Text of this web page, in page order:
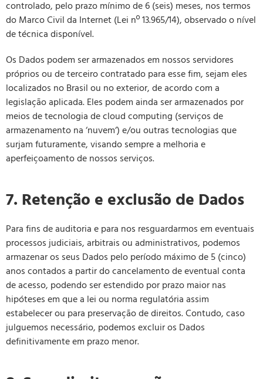
controlado, pelo prazo mínimo de 6 (seis) meses, nos termos
do Marco Civil da Internet (Lei nº 13.965/14), observado o nível
de técnica disponível.
Os Dados podem ser armazenados em nossos servidores
próprios ou de terceiro contratado para esse fim, sejam eles
localizados no Brasil ou no exterior, de acordo com a
legislação aplicada. Eles podem ainda ser armazenados por
meios de tecnologia de cloud computing (serviços de
armazenamento na ‘nuvem‘) e/ou outras tecnologias que
surjam futuramente, visando sempre a melhoria e
aperfeiçoamento de nossos serviços.
7. Retenção e exclusão de Dados
Para fins de auditoria e para nos resguardarmos em eventuais
processos judiciais, arbitrais ou administrativos, podemos
armazenar os seus Dados pelo período máximo de 5 (cinco)
anos contados a partir do cancelamento de eventual conta
de acesso, podendo ser estendido por prazo maior nas
hipóteses em que a lei ou norma regulatória assim
estabelecer ou para preservação de direitos. Contudo, caso
julguemos necessário, podemos excluir os Dados
definitivamente em prazo menor.